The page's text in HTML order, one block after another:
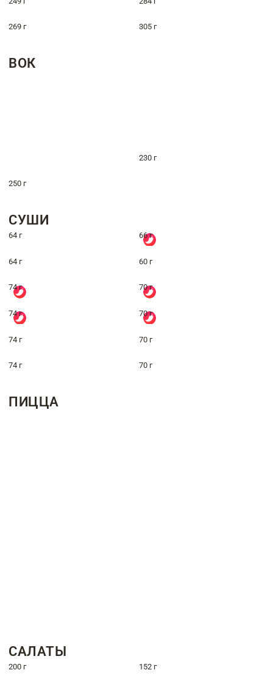
269 г 305 г
ВОК
230 г
250 г
СУШИ
64 г 66 г
64 г 60 г
74 г 70 г
74 г 70 г
74 г 70 г
74 г 70 г
ПИЦЦА
САЛАТЫ
200 г 152 г